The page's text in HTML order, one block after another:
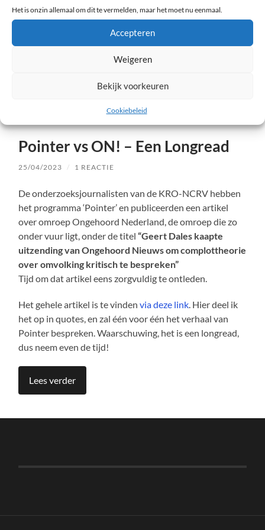
Het is onzin allemaal om dit te vermelden, maar het moet nu eenmaal.
Accepteren
Weigeren
Bekijk voorkeuren
Cookiebeleid
Voor een andere visie
Pointer vs ON! – Een Longread
25/04/2023 / 1 REACTIE
De onderzoeksjournalisten van de KRO-NCRV hebben
het programma ‘Pointer’ en publiceerden een artikel
over omroep Ongehoord Nederland, de omroep die zo
onder vuur ligt, onder de titel“Geert Dales kaapte
uitzending van Ongehoord Nieuws om complottheorie
over omvolking kritisch te bespreken”
Tijd om dat artikel eens zorgvuldig te ontleden.
Het gehele artikel is te vindenvia deze link. Hier deel ik
het op in quotes, en zal één voor één het verhaal van
Pointer bespreken. Waarschuwing, het is een longread,
dus neem even de tijd!
Lees verder